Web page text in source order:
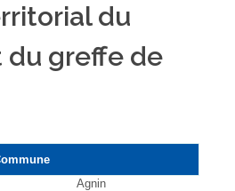
du
greffe de
Agnin